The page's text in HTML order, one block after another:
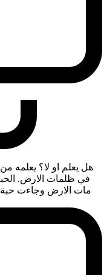
هل يعلم او لا؟ يعلمه
في ظلمات الارض.
مات الارض وجاءت حبة